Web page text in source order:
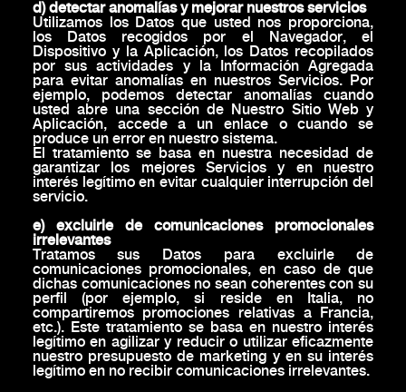
d) detectar anomalías y mejorar nuestros servicios
Utilizamos los Datos que usted nos proporciona,
los Datos recogidos por el Navegador, el
Dispositivo y la Aplicación, los Datos recopilados
por sus actividades y la Información Agregada
para evitar anomalías en nuestros Servicios. Por
ejemplo, podemos detectar anomalías cuando
usted abre una sección de Nuestro Sitio Web y
Aplicación, accede a un enlace o cuando se
produce un error en nuestro sistema.
El tratamiento se basa en nuestra necesidad de
garantizar los mejores Servicios y en nuestro
interés legítimo en evitar cualquier interrupción del
servicio.
e) excluirle de comunicaciones promocionales
irrelevantes
Tratamos sus Datos para excluirle de
comunicaciones promocionales, en caso de que
dichas comunicaciones no sean coherentes con su
perfil (por ejemplo, si reside en Italia, no
compartiremos promociones relativas a Francia,
etc.). Este tratamiento se basa en nuestro interés
legítimo en agilizar y reducir o utilizar eficazmente
nuestro presupuesto de marketing y en su interés
legítimo en no recibir comunicaciones irrelevantes.